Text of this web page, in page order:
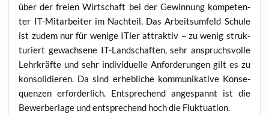
über der frei­en Wirt­schaft bei der Gewin­nung kom­pe­ten­
ter IT-Mit­ar­bei­ter im Nach­teil. Das Arbeits­um­feld Schu­le
ist zudem nur für weni­ge ITler attrak­tiv – zu wenig struk­
tu­riert gewach­se­ne IT-Land­schaf­ten, sehr anspruchs­vol­le
Lehr­kräf­te und sehr indi­vi­du­el­le Anfor­de­run­gen gilt es zu
kon­so­li­die­ren. Da sind erheb­li­che kom­mu­ni­ka­ti­ve Kon­se­
quen­zen erfor­der­lich. Ent­spre­chend ange­spannt ist die
Bewer­ber­la­ge und ent­spre­chend hoch die Fluktuation.